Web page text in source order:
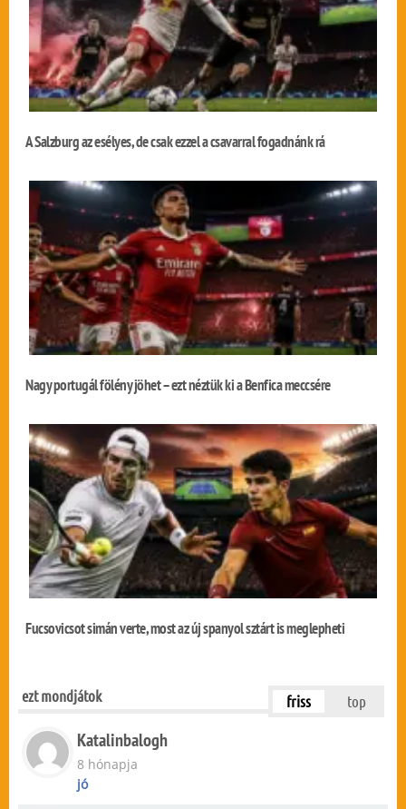
A Salzburg az esélyes, de csak ezzel a csavarral fogadnánk rá
Nagy portugál fölény jöhet – ezt néztük ki a Benfica meccsére
Fucsovicsot simán verte, most az új spanyol sztárt is meglepheti
ezt mondjátok friss top
Katalinbalogh
8 hónapja
jó